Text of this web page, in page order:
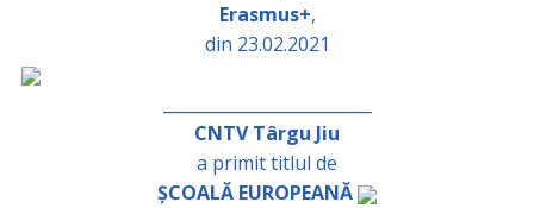
Erasmus+,
din 23.02.2021
CNTV Târgu Jiu
a primit titlul de
ȘCOALĂ EUROPEANĂ